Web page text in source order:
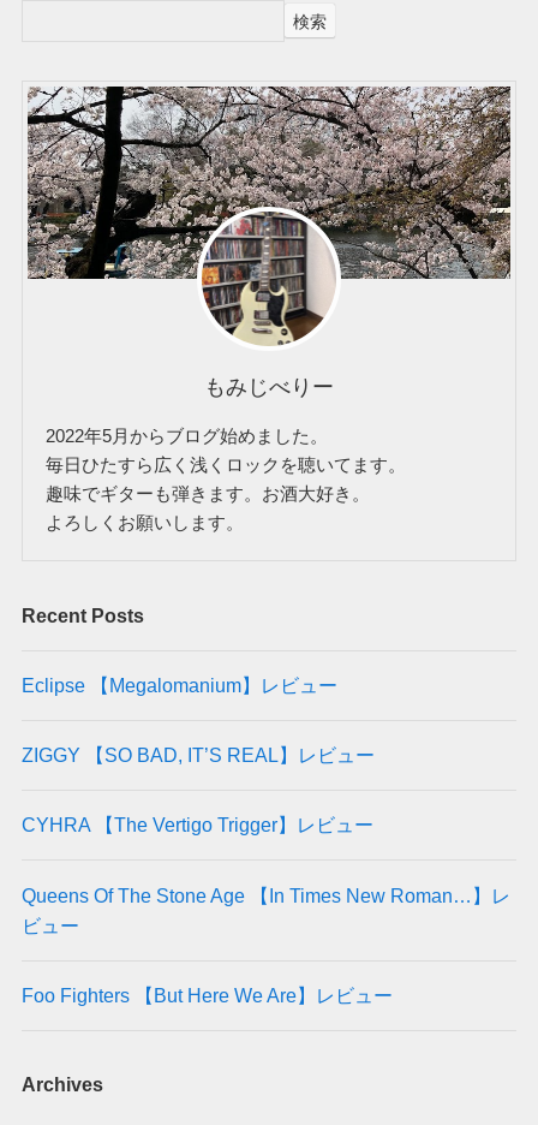
検索
もみじべりー
2022年5月からブログ始めました。
毎日ひたすら広く浅くロックを聴いてます。
趣味でギターも弾きます。お酒大好き。
よろしくお願いします。
Recent Posts
Eclipse 【Megalomanium】レビュー
ZIGGY 【SO BAD, IT’S REAL】レビュー
CYHRA 【The Vertigo Trigger】レビュー
Queens Of The Stone Age 【In Times New Roman…】レ
ビュー
Foo Fighters 【But Here We Are】レビュー
Archives